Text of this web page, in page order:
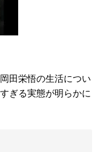
田栄悟の生活につい
ぎる実態が明らかに